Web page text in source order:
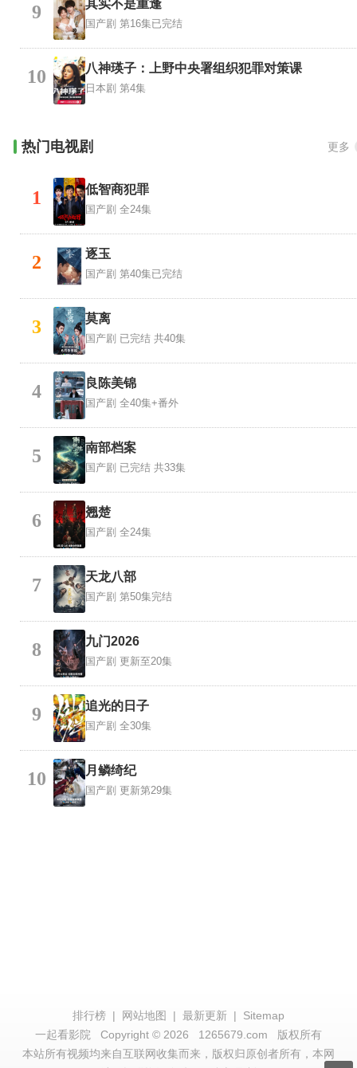
9 其实不是重逢
国产剧 第16集已完结
10 八神瑛子：上野中央署组织犯罪对策课
日本剧 第4集
热门电视剧 更多
1 低智商犯罪
国产剧 全24集
2 逐玉
国产剧 第40集已完结
3 莫离
国产剧 已完结 共40集
4 良陈美锦
国产剧 全40集+番外
5 南部档案
国产剧 已完结 共33集
6 翘楚
国产剧 全24集
7 天龙八部
国产剧 第50集完结
8 九门2026
国产剧 更新至20集
9 追光的日子
国产剧 全30集
10 月鳞绮纪
国产剧 更新第29集
排行榜 | 网站地图 | 最新更新 |
Sitemap
一起看影院
Copyright © 2026 1265679.com
版权所有
本站所有视频均来自互联网收集而来，版权归原创者所有，本网